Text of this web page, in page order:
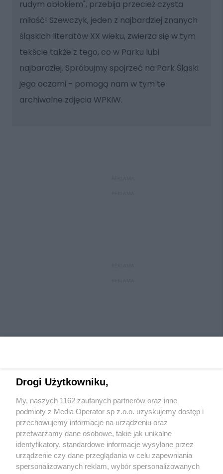
rudym obłokiem", przebija przecież czysta
miłość! Szewczyk, jeden z najbardziej znanych
śląskich literatów XX wieku, zwierza się w tym
tekście także z tego, co w Parku lubi
najbardziej. Spróbujmy spojrzeć na Park Śląski
jego oczami - pomogą nam w tym te
archiwalne zdjęcia WPKiW.
Wydawca mediówlokalnych
Drogi Użytkowniku,
My, naszych 1162 zaufanych partnerów oraz inne
podmioty z Media Operator sp z.o.o. uzyskujemy dostęp i
przechowujemy informacje na urządzeniu oraz
przetwarzamy dane osobowe, takie jak unikalne
identyfikatory, standardowe informacje wysyłane przez
urządzenie czy dane przeglądania w celu zapewniania
spersonalizowanych reklam, wybór spersonalizowanych